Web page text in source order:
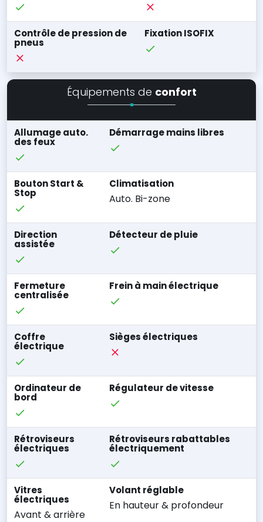
Contrôle de pression de
pneus
Fixation ISOFIX
Équipements de confort
Allumage auto.
des feux
Démarrage mains libres
Bouton Start &
Stop
Climatisation
Auto. Bi-zone
Direction
assistée
Détecteur de pluie
Fermeture
centralisée
Frein à main électrique
Coffre
électrique
Sièges électriques
Ordinateur de
bord
Régulateur de vitesse
Rétroviseurs
électriques
Rétroviseurs rabattables
électriquement
Vitres
électriques
Avant & arrière
Volant réglable
En hauteur & profondeur